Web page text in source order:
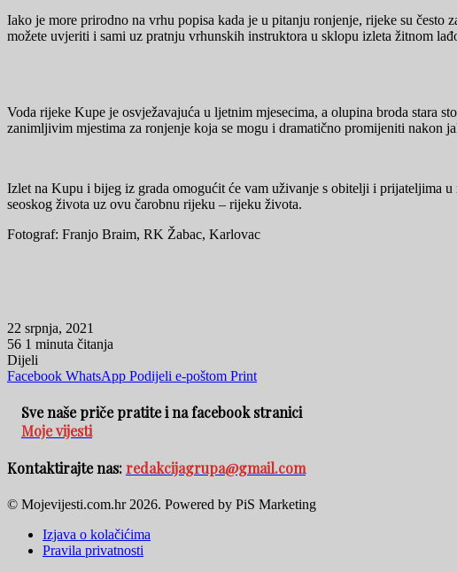
Iako je more prirodno na vrhu popisa kada je u pitanju ronjenje, rijeke su često
možete uvjeriti i sami uz pratnju vrhunskih instruktora u sklopu izleta žitnom
Voda rijeke Kupe je osvježavajuća u ljetnim mjesecima, a olupina broda stara
zanimljivim mjestima za ronjenje koja se mogu i dramatično promijeniti nakon
Izlet na Kupu i bijeg iz grada omogućit će vam uživanje s obitelji i prijateljima
seoskog života uz ovu čarobnu rijeku – rijeku života.
Fotograf: Franjo Braim, RK Žabac, Karlovac
22 srpnja, 2021
56 1 minuta čitanja
Dijeli
Facebook WhatsApp Podijeli e-poštom Print
Sve naše priče pratite i na facebook stranici
Moje vijesti
Kontaktirajte nas:redakcijagrupa@gmail.com
© Mojevijesti.com.hr 2026. Powered by PiS Marketing
Izjava o kolačićima
Pravila privatnosti